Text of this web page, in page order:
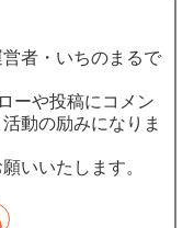
者・いちのまるで
ーや投稿にコメン
動の励みになりま
いいたします。